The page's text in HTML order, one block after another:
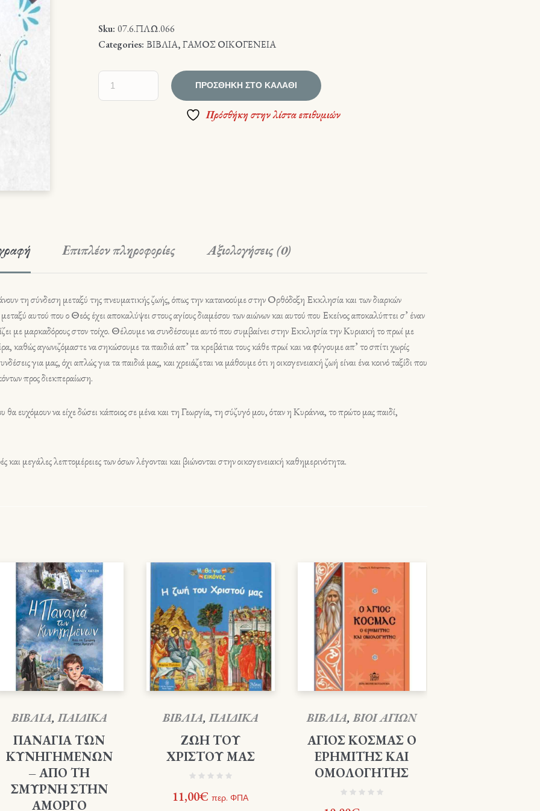
Sku:07.6.ΠΛΩ.066
Categories:ΒΙΒΛΙΑ,ΓΑΜΟΣ ΟΙΚΟΓΕΝΕΙΑ
ΠΡΟΣΘΉΚΗ ΣΤΟ ΚΑΛΆΘΙ
Πρόσθήκη στην λίστα επιθυμιών
Επιπλέον πληροφορίες Αξιολογήσεις (0)
τη σύνδεση μεταξύ της πνευματικής ζωής, όπως την κατανοούμε στην Ορθόδοξη Εκκλησία και των διαρκών
αυτού που ο Θεός έχει αποκαλύψει στους αγίους διαμέσου των αιώνων και αυτού που Εκείνος αποκαλύπτει σ’ έναν
με μαρκαδόρους στον τοίχο. Θέλουμε να συνδέσουμε αυτό που συμβαίνει στην Εκκλησία την Κυριακή το πρωί με
καθώς αγωνιζόμαστε να σηκώσουμε τα παιδιά απ’ τα κρεβάτια τους κάθε πρωί και να φύγουμε απ’ το σπίτι χωρίς
για μας, όχι απλώς για τα παιδιά μας, και χρειάζεται να μάθουμε ότι η οικογενειακή ζωή είναι ένα κοινό ταξίδι που
προς διεκπεραίωση.
θα ευχόμουν να είχε δώσει κάποιος σε μένα και τη Γεωργία, τη σύζυγό μου, όταν η Κυράννα, το πρώτο μας παιδί,
και μεγάλες λεπτομέρειες των όσων λέγονται και βιώνονται στην οικογενειακή καθημερινότητα.
ΒΙΒΛΙΑ,ΠΑΙΔΙΚΑ
ΠΑΝΑΓΙΑ ΤΩΝ
ΚΥΝΗΓΗΜΕΝΩΝ
– ΑΠΟ ΤΗ
ΣΜΥΡΝΗ ΣΤΗΝ
ΑΜΟΡΓΟ
ΒΙΒΛΙΑ,ΠΑΙΔΙΚΑ
ΖΩΗ ΤΟΥ
ΧΡΙΣΤΟΥ ΜΑΣ
11,00€ περ. ΦΠΑ
ΒΙΒΛΙΑ,ΒΙΟΙ ΑΓΙΩΝ
ΑΓΙΟΣ ΚΟΣΜΑΣ Ο
ΕΡΗΜΙΤΗΣ ΚΑΙ
ΟΜΟΛΟΓΗΤΗΣ